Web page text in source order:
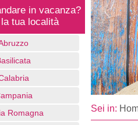
in vacanza?
tua località
Romagna
Sei in: